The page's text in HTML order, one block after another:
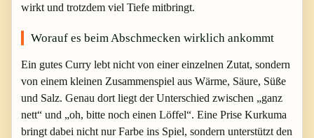
wirkt und trotzdem viel Tiefe mitbringt.
Worauf es beim Abschmecken wirklich ankommt
Ein gutes Curry lebt nicht von einer einzelnen Zutat, sondern
von einem kleinen Zusammenspiel aus Wärme, Säure, Süße
und Salz. Genau dort liegt der Unterschied zwischen „ganz
nett“ und „oh, bitte noch einen Löffel“. Eine Prise Kurkuma
bringt dabei nicht nur Farbe ins Spiel, sondern unterstützt den